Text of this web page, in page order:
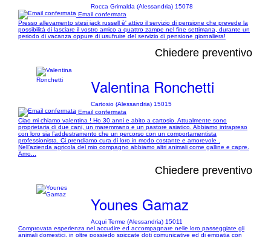
Rocca Grimalda (Alessandria) 15078
Email confermata
Presso allevamento stesi jack russell è' attivo il servizio di pensione che prevede la
possibilità di lasciare il vostro amico a quattro zampe nel fine settimana, durante un
periodo di vacanza oppure di usufruire del servizio di pensione giornaliera!
Chiedere preventivo
Valentina Ronchetti
Cartosio (Alessandria) 15015
Email confermata
Ciao mi chiamo valentina ! Ho 30 anni e abito a cartosio. Attualmente sono
proprietaria di due cani, un maremmano e un pastore asiatico. Abbiamo intrapreso
con loro sia l’addestramento che un percorso con un comportamentista
professionista. Ci prendiamo cura di loro in modo costante e amorevole .
Nell’azienda agricola del mio compagno abbiamo altri animali come galline e capre.
Amo...
Chiedere preventivo
Younes Gamaz
Acqui Terme (Alessandria) 15011
Comprovata esperienza nel accudire ed accompagnare nelle loro passeggiate gli
animali domestici, in oltre possiedo spiccate doti comunicative ed di empatia con